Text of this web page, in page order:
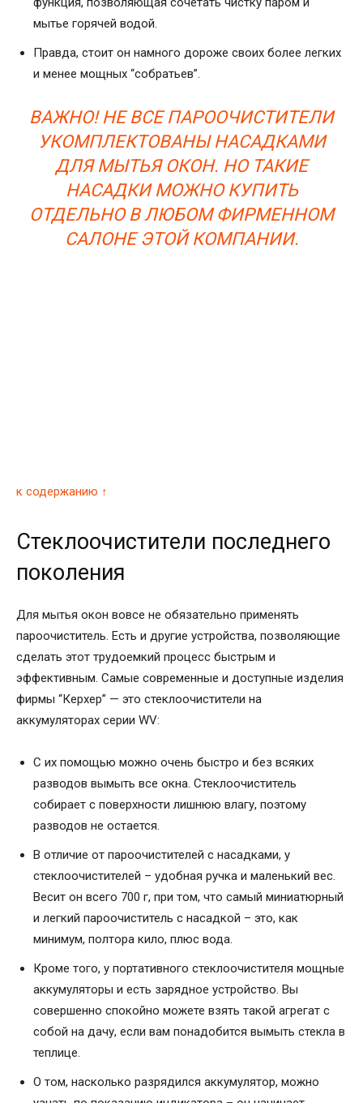
мытье горячей водой.
Правда, стоит он намного дороже своих более легких
и менее мощных “собратьев”.
ВАЖНО! НЕ ВСЕ ПАРООЧИСТИТЕЛИ
УКОМПЛЕКТОВАНЫ НАСАДКАМИ
ДЛЯ МЫТЬЯ ОКОН. НО ТАКИЕ
НАСАДКИ МОЖНО КУПИТЬ
ОТДЕЛЬНО В ЛЮБОМ ФИРМЕННОМ
САЛОНЕ ЭТОЙ КОМПАНИИ.
к содержанию ↑
Стеклоочистители последнего
поколения
Для мытья окон вовсе не обязательно применять
пароочиститель. Есть и другие устройства, позволяющие
сделать этот трудоемкий процесс быстрым и
эффективным. Самые современные и доступные изделия
фирмы “Керхер” — это стеклоочистители на
аккумуляторах серии WV:
С их помощью можно очень быстро и без всяких
разводов вымыть все окна. Стеклоочиститель
собирает с поверхности лишнюю влагу, поэтому
разводов не остается.
В отличие от пароочистителей с насадками, у
стеклоочистителей – удобная ручка и маленький вес.
Весит он всего 700 г, при том, что самый миниатюрный
и легкий пароочиститель с насадкой – это, как
минимум, полтора кило, плюс вода.
Кроме того, у портативного стеклоочистителя мощные
аккумуляторы и есть зарядное устройство. Вы
совершенно спокойно можете взять такой агрегат с
собой на дачу, если вам понадобится вымыть стекла в
теплице.
О том, насколько разрядился аккумулятор, можно